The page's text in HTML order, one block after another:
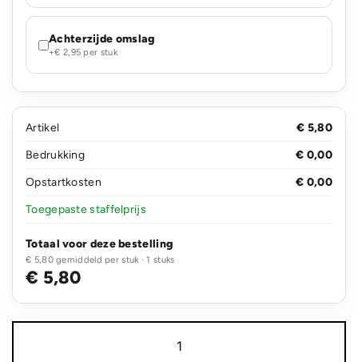
Achterzijde omslag
+€ 2,95 per stuk
Artikel
€ 5,80
Bedrukking
€ 0,00
Opstartkosten
€ 0,00
Toegepaste staffelprijs
Totaal voor deze bestelling
€ 5,80 gemiddeld per stuk · 1 stuks
€ 5,80
hardcover